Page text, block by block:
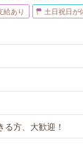
給あり 土日祝日が
方、大歓迎！